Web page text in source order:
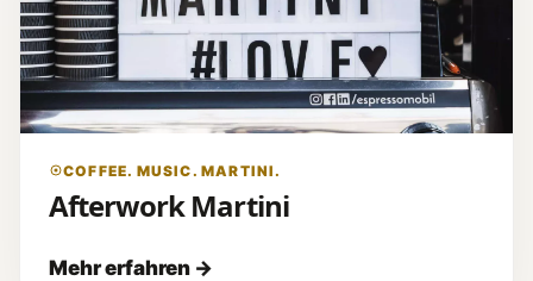
COFFEE. MUSIC. MARTINI.
Afterwork Martini